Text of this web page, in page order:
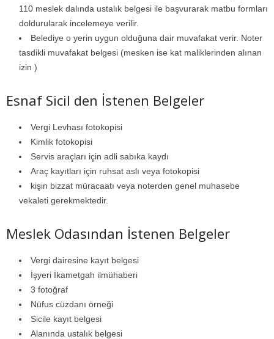
110 meslek dalında ustalık belgesi ile başvurarak matbu formları
doldurularak incelemeye verilir.
Belediye o yerin uygun olduğuna dair muvafakat verir. Noter
tasdikli muvafakat belgesi (mesken ise kat maliklerinden alınan
izin )
Esnaf Sicil den İstenen Belgeler
Vergi Levhası fotokopisi
Kimlik fotokopisi
Servis araçları için adli sabıka kaydı
Araç kayıtları için ruhsat aslı veya fotokopisi
kişin bizzat müracaatı veya noterden genel muhasebe
vekaleti gerekmektedir.
Meslek Odasından İstenen Belgeler
Vergi dairesine kayıt belgesi
İşyeri İkametgah ilmühaberi
3 fotoğraf
Nüfus cüzdanı örneği
Sicile kayıt belgesi
Alanında ustalık belgesi